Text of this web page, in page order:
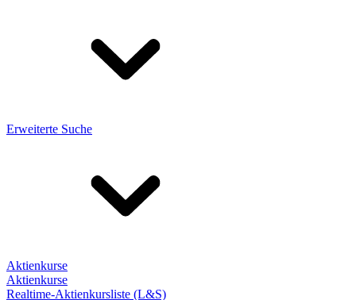
Erweiterte Suche
Aktienkurse
Aktienkurse
Realtime-Aktienkursliste (L&S)